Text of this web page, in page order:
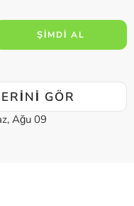
ŞIMDI AL
GÖR
Ağu 09